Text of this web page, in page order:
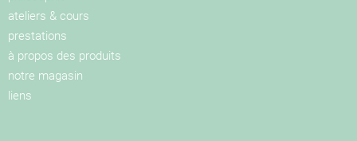
ateliers & cours
prestations
à propos des produits
notre magasin
liens